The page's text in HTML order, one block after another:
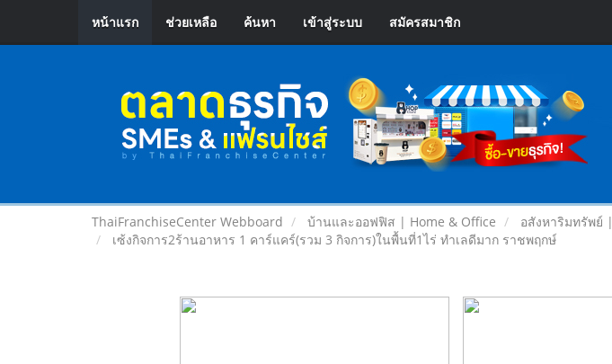
หน้าแรก ช่วยเหลือ ค้นหา เข้าสู่ระบบ สมัครสมาชิก
ThaiFranchiseCenter Webboard บ้านและออฟฟิส | Home & Office อสังหาริมทรัพย์
เซ้งกิจการ2ร้านอาหาร 1 คาร์แคร์(รวม 3 กิจการ)ในพื้นที่1ไร่ ทำเลดีมาก ราชพฤกษ์